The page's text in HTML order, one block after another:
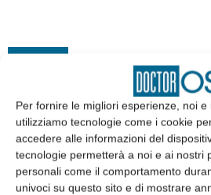
Per fornire le migliori esperienze, noi
utilizziamo tecnologie come i cookie
accedere alle informazioni del
tecnologie permetterà a noi e ai nostri
personali come il comportamento
univoci su questo sito e di mostrare
EDICOLA